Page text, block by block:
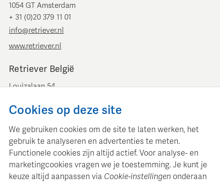
1054 GT Amsterdam
+ 31 (0)20 379 11 01
info@retriever.nl
www.retriever.nl
Retriever België
Louizalaan 54
+ 32 (0)2 893 00 52
www.retrievermedia.be
Cookies op deze site
We gebruiken cookies om de site te laten werken, het
gebruik te analyseren en advertenties te meten.
Functionele cookies zijn altijd actief. Voor analyse- en
marketingcookies vragen we je toestemming. Je kunt je
keuze altijd aanpassen via Cookie-instellingen onderaan